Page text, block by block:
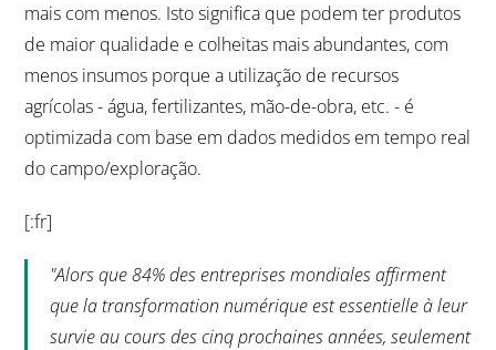
mais com menos. Isto significa que podem ter produtos
de maior qualidade e colheitas mais abundantes, com
menos insumos porque a utilização de recursos
agrícolas - água, fertilizantes, mão-de-obra, etc. - é
optimizada com base em dados medidos em tempo real
do campo/exploração.
[:fr]
"Alors que 84% des entreprises mondiales affirment
que la transformation numérique est essentielle à leur
survie au cours des cinq prochaines années, seulement